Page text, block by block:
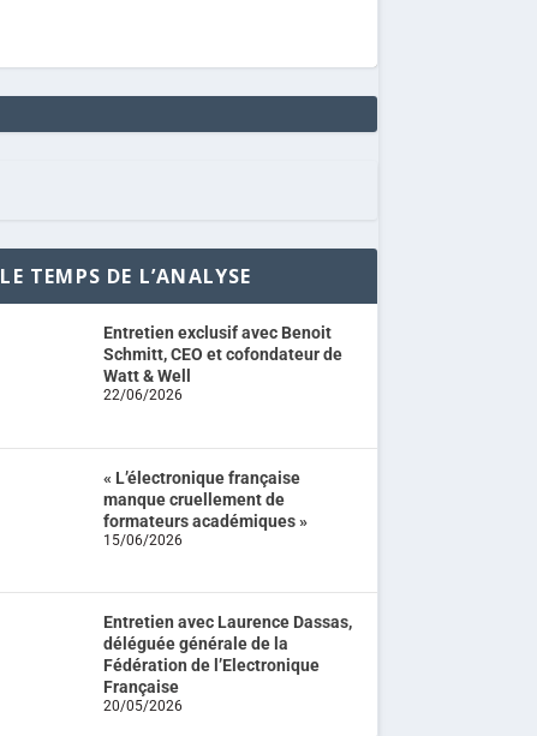
LE TEMPS DE L’ANALYSE
Entretien exclusif avec Benoit
Schmitt, CEO et cofondateur de
Watt & Well
22/06/2026
« L’électronique française
manque cruellement de
formateurs académiques »
15/06/2026
Entretien avec Laurence Dassas,
déléguée générale de la
Fédération de l’Electronique
Française
20/05/2026